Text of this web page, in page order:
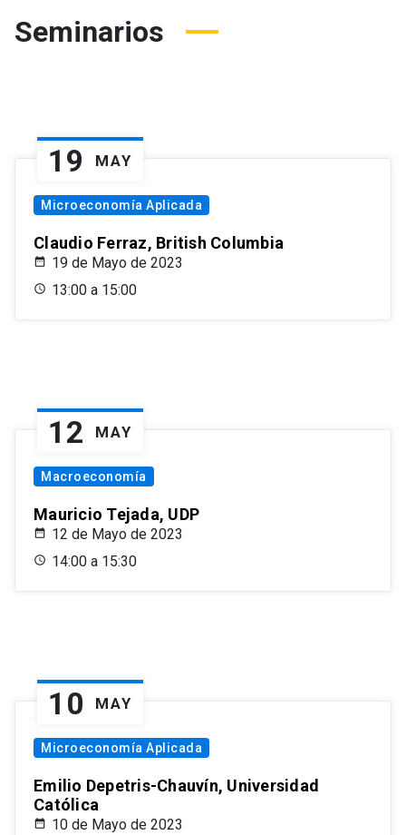
Seminarios
19 MAY
Microeconomía Aplicada
Claudio Ferraz, British Columbia
19 de Mayo de 2023
13:00 a 15:00
12 MAY
Macroeconomía
Mauricio Tejada, UDP
12 de Mayo de 2023
14:00 a 15:30
10 MAY
Microeconomía Aplicada
Emilio Depetris-Chauvín, Universidad
Católica
10 de Mayo de 2023